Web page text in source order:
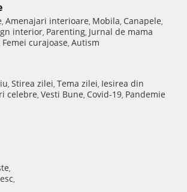
, Amenajari interioare, Mobila, Canapele,
interior, Parenting, Jurnal de mama
Femei curajoase, Autism
, Stirea zilei, Tema zilei, Iesirea din
celebre, Vesti Bune, Covid-19, Pandemie
,
,